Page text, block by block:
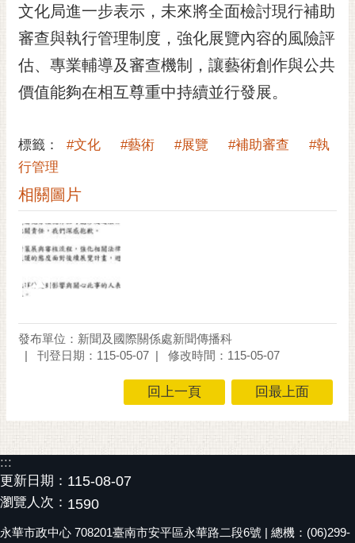
信
箱
English
日
語
隱
私
權
及
安
全
政
策
網
站
放
宣
告
市
府
交
文化局進一步表示，未來將全面檢討現行補助
審查與執行管理制度，強化展覽內容的風險評
估、專業輔導及審查機制，讓藝術創作與公共
價值能夠在相互尊重中持續並行發展。
標籤： #文化 #藝術 #展覽 #補助審查
#執
行管理
相關圖片
發布單位：新聞及國際關係處新聞傳播科
刊登日期：115-05-07
修改時間：115-05-07
回上一頁 回最上面
:::
更新日期： 115-08-07
瀏覽人次： 1590
永華市政中心 708201臺南市安平區永華路二段6號 | 總機：(06)299-